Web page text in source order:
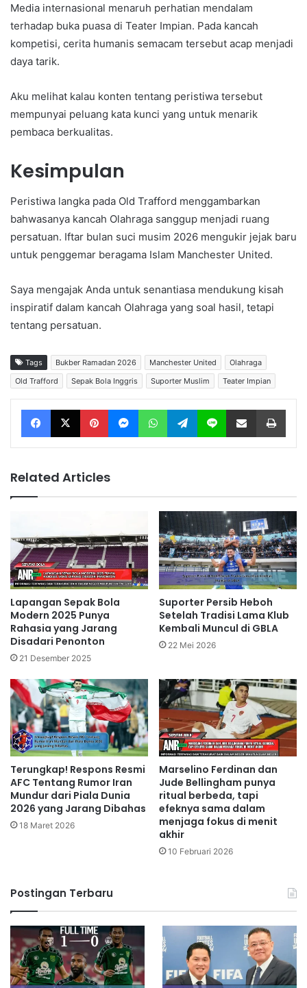
Media internasional menaruh perhatian mendalam
terhadap buka puasa di Teater Impian. Pada kancah
kompetisi, cerita humanis semacam tersebut acap menjadi
daya tarik.
Aku melihat kalau konten tentang peristiwa tersebut
mempunyai peluang kata kunci yang untuk menarik
pembaca berkualitas.
Kesimpulan
Peristiwa langka pada Old Trafford menggambarkan
bahwasanya kancah Olahraga sanggup menjadi ruang
persatuan. Iftar bulan suci musim 2026 mengukir jejak baru
untuk penggemar beragama Islam Manchester United.
Saya mengajak Anda untuk senantiasa mendukung kisah
inspiratif dalam kancah Olahraga yang soal hasil, tetapi
tentang persatuan.
Tags Bukber Ramadan 2026 Manchester United
Olahraga
Old Trafford
Sepak Bola Inggris Suporter Muslim Teater Impian
Facebook X Pinterest Messenger WhatsApp Telegram Line Share via Email
Related Articles
Lapangan Sepak Bola
Modern 2025 Punya
Rahasia yang Jarang
Disadari Penonton
21 Desember 2025
Suporter Persib Heboh
Setelah Tradisi Lama Klub
Kembali Muncul di GBLA
22 Mei 2026
Terungkap! Respons Resmi
AFC Tentang Rumor Iran
Mundur dari Piala Dunia
2026 yang Jarang Dibahas
18 Maret 2026
Marselino Ferdinan dan
Jude Bellingham punya
ritual berbeda, tapi
efeknya sama dalam
menjaga fokus di menit
akhir
10 Februari 2026
Postingan Terbaru